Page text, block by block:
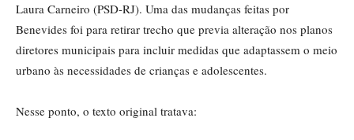
Laura Carneiro (PSD-RJ). Uma das mudanças feitas por
Benevides foi para retirar trecho que previa alteração nos planos
diretores municipais para incluir medidas que adaptassem o meio
urbano às necessidades de crianças e adolescentes.
Nesse ponto, o texto original tratava: